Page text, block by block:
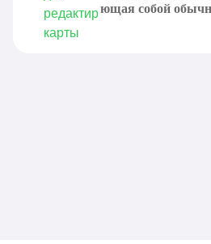
представляющая собой
Она...